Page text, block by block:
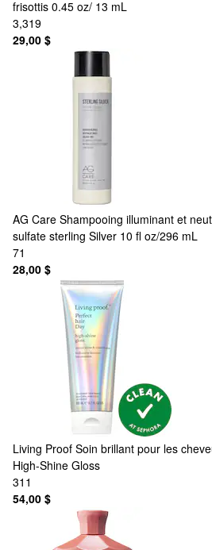
frisottis 0.45 oz/ 13 mL
3,319
29,00 $
AG Care Shampooing illuminant et
sulfate sterling Silver 10 fl oz/296 mL
71
28,00 $
Living Proof Soin brillant pour les
High-Shine Gloss
311
54,00 $